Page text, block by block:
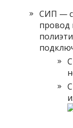
СИП —
провод